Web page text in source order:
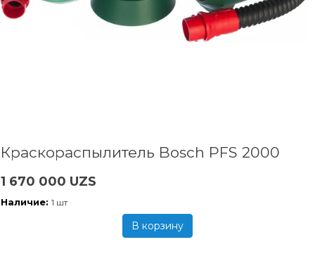
Краскораспылитель Bosch PFS 2000
1 670 000 UZS
Наличие: 1 шт
В корзину